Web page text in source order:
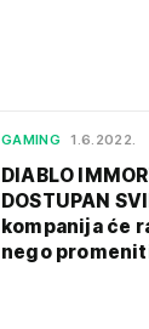
GAMING 1.6.2022.
DIABLO
DOSTUPAN
kompanija će
nego